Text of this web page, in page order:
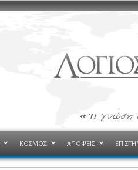
ΚΟΣΜΟΣ ΑΠΟΨΕΙΣ